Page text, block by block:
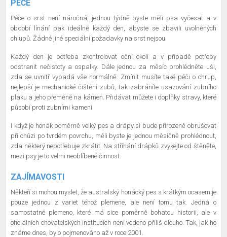
PÉČE
Péče o srst není náročná, jednou týdně byste měli psa vyčesat a v
období línání pak ideálně každý den, abyste se zbavili uvolněných
chlupů. Žádné jiné speciální požadavky na srst nejsou.
Každý den je potřeba zkontrolovat oční okolí a v případě potřeby
odstranit nečistoty a ospalky. Dále jednou za měsíc prohlédněte uši,
zda se uvnitř vypadá vše normálně. Zmínit musíte také péči o chrup,
nejlepší je mechanické čištění zubů, tak zabráníte usazování zubního
plaku a jeho přeměně na kámen. Přidávat můžete i doplňky stravy, které
působí proti zubními kameni.
I když je honák poměrně velký pes a drápy si bude přirozeně obrušovat
při chůzi po tvrdém povrchu, měli byste je jednou měsíčně prohlédnout,
zda některý nepotřebuje zkrátit. Na stříhání drápků zvykejte od štěněte,
mezi psy je to velmi neoblíbené činnost.
ZAJÍMAVOSTI
Někteří si mohou myslet, že australský honácký pes s krátkým ocasem je
pouze jednou z variet téhož plemene, ale není tomu tak. Jedná o
samostatné plemeno, které má sice poměrně bohatou historii, ale v
oficiálních chovatelských institucích není vedeno příliš dlouho. Tak, jak ho
známe dnes, bylo pojmenováno až v roce 2001.